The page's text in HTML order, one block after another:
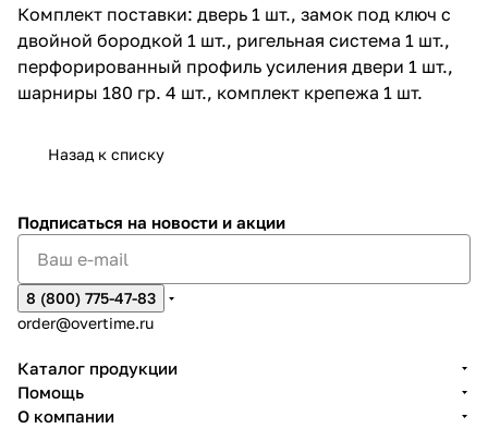
Комплект поставки: дверь 1 шт., замок под ключ с
двойной бородкой 1 шт., ригельная система 1 шт.,
перфорированный профиль усиления двери 1 шт.,
шарниры 180 гр. 4 шт., комплект крепежа 1 шт.
Назад к списку
Подписаться на новости и акции
8 (800) 775-47-83
order@overtime.ru
Каталог продукции
Помощь
О компании